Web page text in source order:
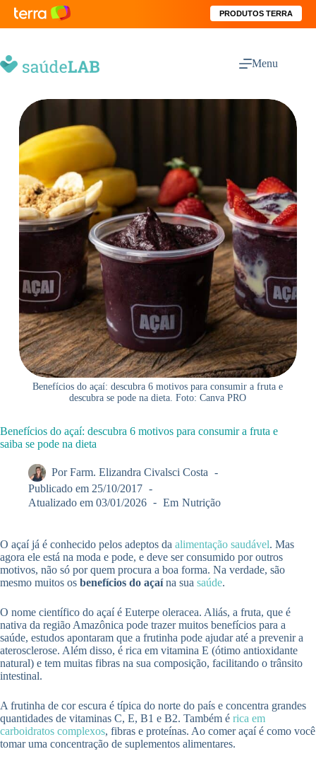
PRODUTOS TERRA
Menu
Benefícios do açaí: descubra 6 motivos para consumir a fruta e
descubra se pode na dieta. Foto: Canva PRO
Benefícios do açaí: descubra 6 motivos para consumir a fruta e
saiba se pode na dieta
Por Farm. Elizandra Civalsci Costa
Publicado em 25/10/2017
Atualizado em 03/01/2026 Em Nutrição
O açaí já é conhecido pelos adeptos da alimentação saudável. Mas
agora ele está na moda e pode, e deve ser consumido por outros
motivos, não só por quem procura a boa forma. Na verdade, são
mesmo muitos os benefícios do açaína sua saúde.
O nome científico do açaí é Euterpe oleracea. Aliás, a fruta, que é
nativa da região Amazônica pode trazer muitos benefícios para a
saúde, estudos apontaram que a frutinha pode ajudar até a prevenir a
aterosclerose. Além disso, é rica em vitamina E (ótimo antioxidante
natural) e tem muitas fibras na sua composição, facilitando o trânsito
intestinal.
A frutinha de cor escura é típica do norte do país e concentra grandes
quantidades de vitaminas C, E, B1 e B2. Também é rica em
carboidratos complexos, fibras e proteínas. Ao comer açaí é como você
tomar uma concentração de suplementos alimentares.